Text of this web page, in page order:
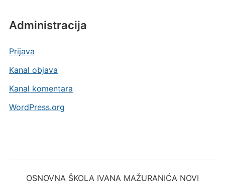
Administracija
Prijava
Kanal objava
Kanal komentara
WordPress.org
OSNOVNA ŠKOLA IVANA MAŽURANIĆA NOVI